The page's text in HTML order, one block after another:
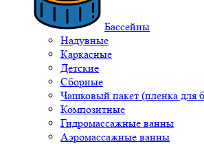
Бассейны
Надувные
Каркасные
Детские
Сборные
Чашковый пакет (пленка для
Композитные
Гидромассажные ванны
Аэромассажные ванны